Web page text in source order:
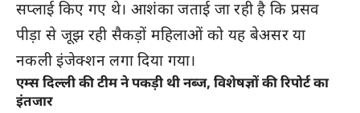
सप्लाई किए गए थे। आशंका जताई जा रही है कि प्रसव
पीड़ा से जूझ रही सैकड़ों महिलाओं को यह बेअसर या
नकली इंजेक्शन लगा दिया गया।
एम्स दिल्ली की टीम ने पकड़ी थी नब्ज, विशेषज्ञों की रिपोर्ट का
इंतजार